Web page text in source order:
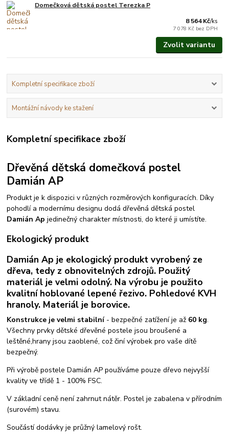
Domečková dětská postel Terezka P
8 564 Kč/ks
7 078 Kč bez DPH
Zvolit variantu
Kompletní specifikace zboží
Montážní návody ke stažení
Kompletní specifikace zboží
Dřevěná dětská domečková postel
Damián AP
Produkt je k dispozici v různých rozměrových konfiguracích. Díky
pohodlí a modernímu designu dodá dřevěná dětská postel
Damián Ap jedinečný charakter místnosti, do které ji umístíte.
Ekologický produkt
Damián Ap je ekologický produkt vyrobený ze
dřeva, tedy z obnovitelných zdrojů. Použitý
materiál je velmi odolný. Na výrobu je použito
kvalitní hoblované lepené řezivo. Pohledové KVH
hranoly. Materiál je borovice.
Konstrukce je velmi stabilní - bezpečné zatížení je až 60 kg.
Všechny prvky dětské dřevěné postele jsou broušené a
leštěné,hrany jsou zaoblené, což činí výrobek pro vaše dítě
bezpečný.
Při výrobě postele Damián AP používáme pouze dřevo nejvyšší
kvality ve třídě 1 - 100% FSC.
V základní ceně není zahrnut nátěr. Postel je zabalena v přírodním
(surovém) stavu.
Součástí dodávky je průžný lamelový rošt.